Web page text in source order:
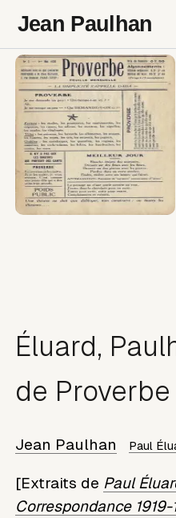
Jean Paulhan
Éluard,
de Proverbe
Jean Paulhan Paul
[Extraits de Paul
Correspondance